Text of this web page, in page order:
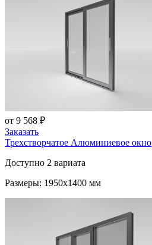
от 9 568 ₽
Заказать
Трехстворчатое Алюминиевое окно
Доступно 2 вариата
Размеры: 1950x1400 мм